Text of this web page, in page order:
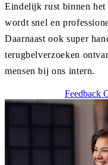
Eindelijk rust binnen het
wordt snel en
Daarnaast ook super
terugbelverzoeken
mensen bij ons intern.
Feedback